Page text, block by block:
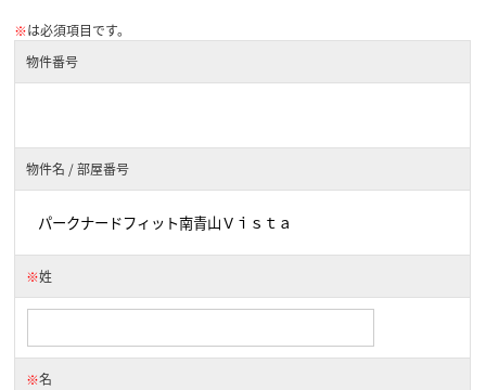
※は必須項目です。
物件番号
物件名 / 部屋番号
※姓
※名